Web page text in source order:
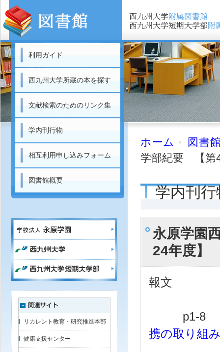
利用ガイド
西九州大学所蔵の本を探す
文献検索のためのリンク集
学内刊行物
相互利用申し込みフォーム
図書館概要
リカレント教育・研究推進本部
健康支援センター
ホーム
図書
学部紀要 【第
学内刊行
永原学園
24年度】
報文
p1-
携の取り組